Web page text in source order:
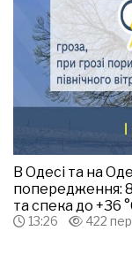
В Одесі та на
попередження:
та спека до +36
13:26 422